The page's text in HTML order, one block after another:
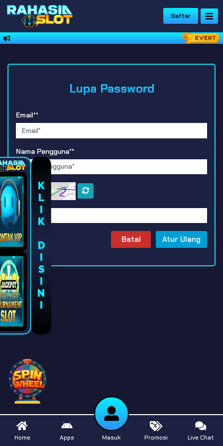
Daftar
Lupa Password
Email**
Nama Pengguna**
Batal Atur Ulang
Home Apps Masuk Promosi Live Chat
KLIK DISINI